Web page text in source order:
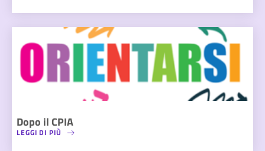
Dopo il CPIA
LEGGI DI PIÙ